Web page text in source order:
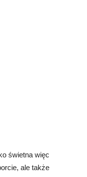
świetna więc
ale także